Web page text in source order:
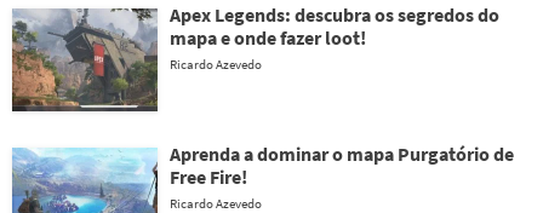
Apex Legends: descubra os segredos do
mapa e onde fazer loot!
Ricardo Azevedo
Aprenda a dominar o mapa Purgatório de
Free Fire!
Ricardo Azevedo